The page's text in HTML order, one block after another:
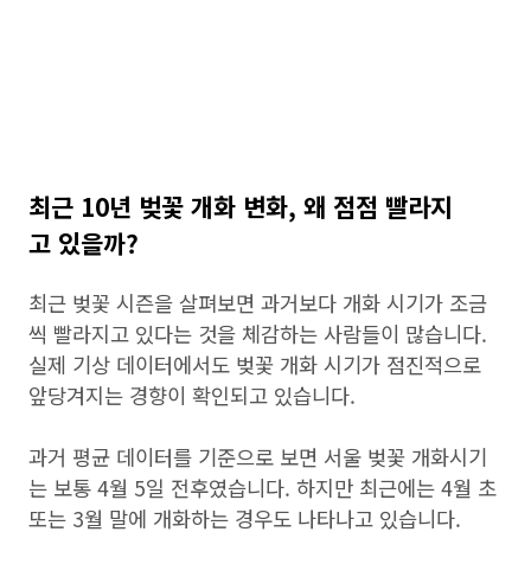
최근 10년 벚꽃 개화 변화, 왜 점점 빨라지
고 있을까?
최근 벚꽃 시즌을 살펴보면 과거보다 개화 시기가 조금
씩 빨라지고 있다는 것을 체감하는 사람들이 많습니다.
실제 기상 데이터에서도 벚꽃 개화 시기가 점진적으로
앞당겨지는 경향이 확인되고 있습니다.
과거 평균 데이터를 기준으로 보면 서울 벚꽃 개화시기
는 보통 4월 5일 전후였습니다. 하지만 최근에는 4월 초
또는 3월 말에 개화하는 경우도 나타나고 있습니다.